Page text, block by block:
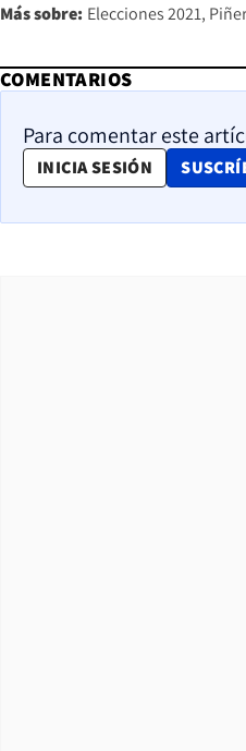
Más sobre: Elecciones 2021
COMENTARIOS
Para comentar este
INICIA SESIÓN OPENS